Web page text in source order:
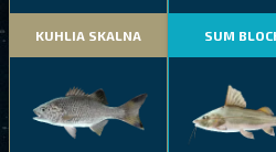
KUHLIA SKALNA SUM